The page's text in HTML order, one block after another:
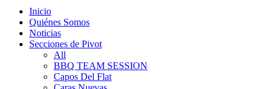
Inicio
Quiénes Somos
Noticias
Secciones de Pivot
All
BBQ TEAM SESSION
Capos Del Flat